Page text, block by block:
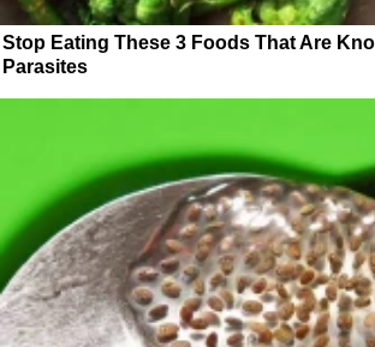
Stop Eating These 3 Foods That Are
Parasites